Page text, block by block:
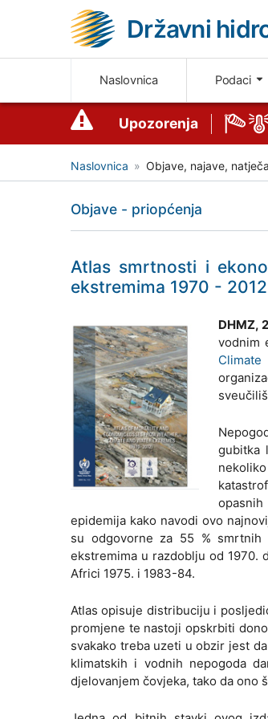
Državni
Naslovnica Podaci
Upozorenja
Naslovnica Objave, najave,
Objave - priopćenja
Atlas smrtnosti i
ekstremima 1970 - 2012
DHMZ,
vodnim
gubitka
epidemija kako navodi ovo
su odgovorne za 55 % smrtnih
ekstremima u razdoblju od 1970.
Africi 1975. i 1983-84.
Atlas opisuje distribuciju i
promjene te nastoji opskrbiti
svakako treba uzeti u obzir jest
klimatskih i vodnih nepogoda
djelovanjem čovjeka, tako da ono